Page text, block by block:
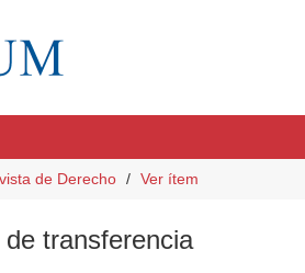
de Derecho Ver ítem
transferencia